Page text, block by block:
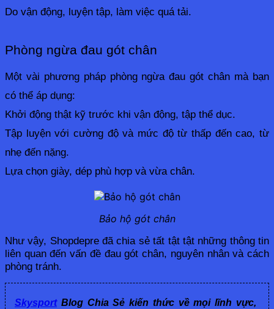
Do vận động, luyện tập, làm việc quá tải.
Phòng ngừa đau gót chân
Một vài phương pháp phòng ngừa đau gót chân mà bạn
có thể áp dụng:
Khởi động thật kỹ trước khi vận động, tập thể dục.
Tập luyện với cường độ và mức độ từ thấp đến cao, từ
nhẹ đến nặng.
Lựa chọn giày, dép phù hợp và vừa chân.
Bảo hộ gót chân
Như vậy, Shopdepre đã chia sẻ tất tật tật những thông tin
liên quan đến vấn đề đau gót chân, nguyên nhân và cách
phòng tránh.
SkysportBlog Chia Sẻ kiến thức về mọi lĩnh vực,